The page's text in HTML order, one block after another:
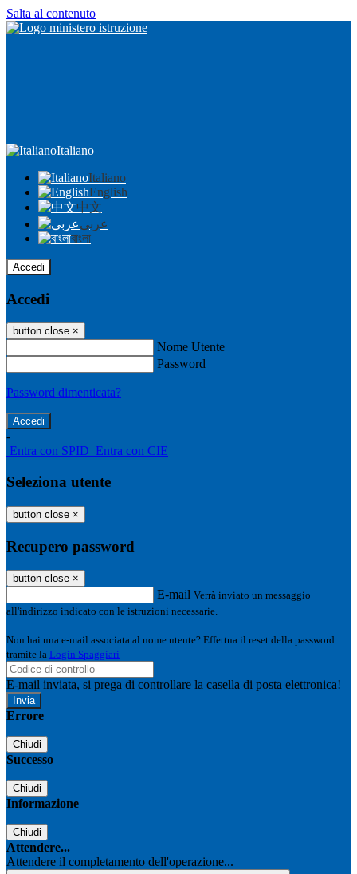
Salta al contenuto
Italiano
Italiano
English
中文
عربى
বাংলা
Accedi
Accedi
button close ×
Nome Utente
Password
Password dimenticata?
-
Entra con SPID Entra con CIE
Seleziona utente
button close ×
Recupero password
button close ×
E-mail Verrà inviato un messaggio
all'indirizzo indicato con le istruzioni necessarie.
Non hai una e-mail associata al nome utente? Effettua il reset della password
tramite la Login Spaggiari
E-mail inviata, si prega di controllare la casella di posta elettronica!
Errore
Chiudi
Successo
Chiudi
Informazione
Chiudi
Attendere...
Attendere il completamento dell'operazione...